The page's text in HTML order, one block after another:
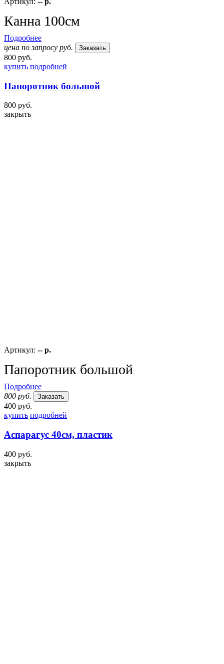
Канна 100см
Подробнее
цена по запросу руб.
Заказать
800 руб.
купить подробней
Папоротник большой
800 руб.
закрыть
Артикул: -- р.
Папоротник большой
Подробнее
800 руб.
Заказать
400 руб.
купить подробней
Аспарагус 40см, пластик
400 руб.
закрыть